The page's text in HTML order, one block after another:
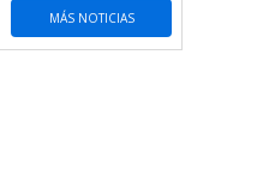
MÁS NOTICIAS